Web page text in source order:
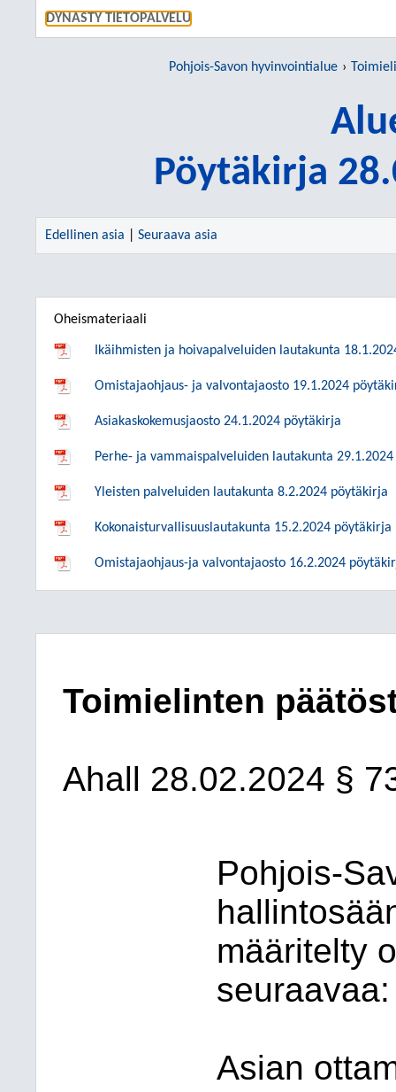
DYNASTY TIETOPALVELU
Pohjois-Savon hyvinvointialue
Pöytäkirja
Edellinen asia Seuraava asia
Oheismateriaali
Ikäihmisten ja hoivapalveluiden lautakunta
Omistajaohjaus- ja valvontajaosto 19.1.2024
Asiakaskokemusjaosto 24.1.2024 pöytäkirja
Perhe- ja vammaispalveluiden lautakunta
Yleisten palveluiden lautakunta 8.2.2024 pöytäkirja
Kokonaisturvallisuuslautakunta 15.2.2024 pöytäkirja
Omistajaohjaus-ja valvontajaosto 16.2.2024
Toimielinten
Ahall 28.02.2024 §
Pohjois-
määritelty
seuraavaa:
Asian